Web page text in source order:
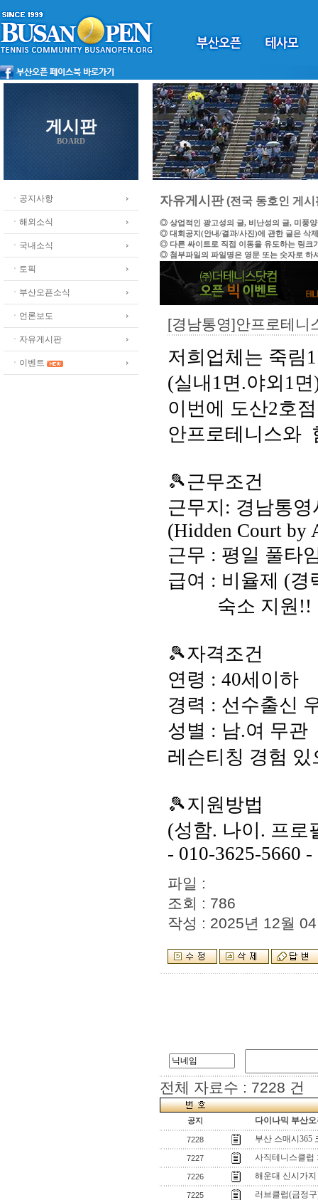
게시판
BOARD
ㆍ공지사항
ㆍ해외소식
ㆍ국내소식
ㆍ토픽
ㆍ부산오픈소식
ㆍ언론보도
ㆍ자유게시판
ㆍ이벤트
자유게시판(전국 동호인 게시
◎ 상업적인 광고성의 글, 비난성의 글, 미풍
◎ 대회공지(안내/결과/사진)에 관한 글은 삭
◎ 다른 싸이트로 직접 이동을 유도하는 링크
◎ 첨부파일의 파일명은 영문 또는 숫자로 하
[경남통영]안프로테니
저희업체는 죽림
(실내1면.야외1
이번에 도산2호
안프로테니스와
🎾근무조건
근무지: 경남통
(Hidden Court by
근무 : 평일 풀타
급여 : 비율제 (경
숙소 지원!!
🎾자격조건
연령 : 40세이하
경력 : 선수출신
성별 : 남.여 무관
레슨티칭 경험 있
🎾지원방법
(성함. 나이. 프로
- 010-3625-5660 -
파일 :
조회 : 786
작성 : 2025년 12월
전체 자료수 : 7228 건
공지 다이나믹 부산
7228 부산 스매시365
7227 사직테니스클럽
7226 해운대 신시가
7225 러브클럽(금정